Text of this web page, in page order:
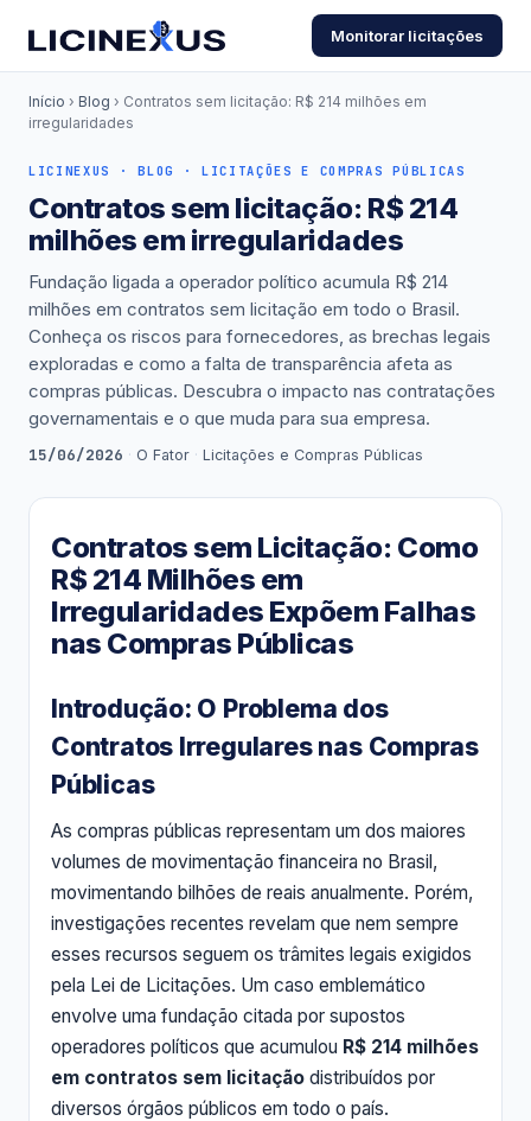
Monitorar licitações
Início › Blog › Contratos sem licitação: R$ 214 milhões em
irregularidades
LICINEXUS · BLOG · LICITAÇÕES E COMPRAS PÚBLICAS
Contratos sem licitação: R$ 214
milhões em irregularidades
Fundação ligada a operador político acumula R$ 214
milhões em contratos sem licitação em todo o Brasil.
Conheça os riscos para fornecedores, as brechas legais
exploradas e como a falta de transparência afeta as
compras públicas. Descubra o impacto nas contratações
governamentais e o que muda para sua empresa.
15/06/2026 · O Fator · Licitações e Compras Públicas
Contratos sem Licitação: Como
R$ 214 Milhões em
Irregularidades Expõem Falhas
nas Compras Públicas
Introdução: O Problema dos
Contratos Irregulares nas Compras
Públicas
As compras públicas representam um dos maiores
volumes de movimentação financeira no Brasil,
movimentando bilhões de reais anualmente. Porém,
investigações recentes revelam que nem sempre
esses recursos seguem os trâmites legais exigidos
pela Lei de Licitações. Um caso emblemático
envolve uma fundação citada por supostos
operadores políticos que acumulou R$ 214 milhões
em contratos sem licitação distribuídos por
diversos órgãos públicos em todo o país.